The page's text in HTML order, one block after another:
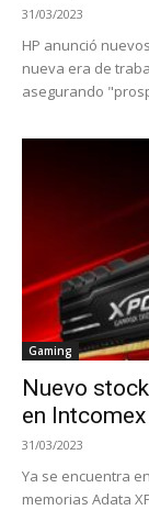
31/03/2023
HP anunció
nueva era de
asegurando
Gaming
Nuevo
en
31/03/2023
Ya se encuentra
memorias Adata